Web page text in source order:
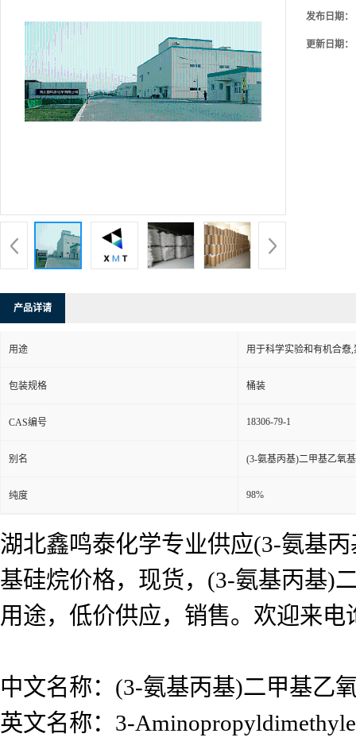
发布日期：
更新日期：
产品详请
用途 用于科学实验和有机合憃
包装规格 桶装
CAS编号 18306-79-1
别名 (3-氨基丙基)二甲基乙氧
纯度 98%
湖北鑫鸣泰化学专业供应(3-氨基
基硅烷价格，现货，(3-氨基丙基)
用途，低价供应，销售。欢迎来
中文名称：(3-氨基丙基)二甲基乙
英文名称：3-